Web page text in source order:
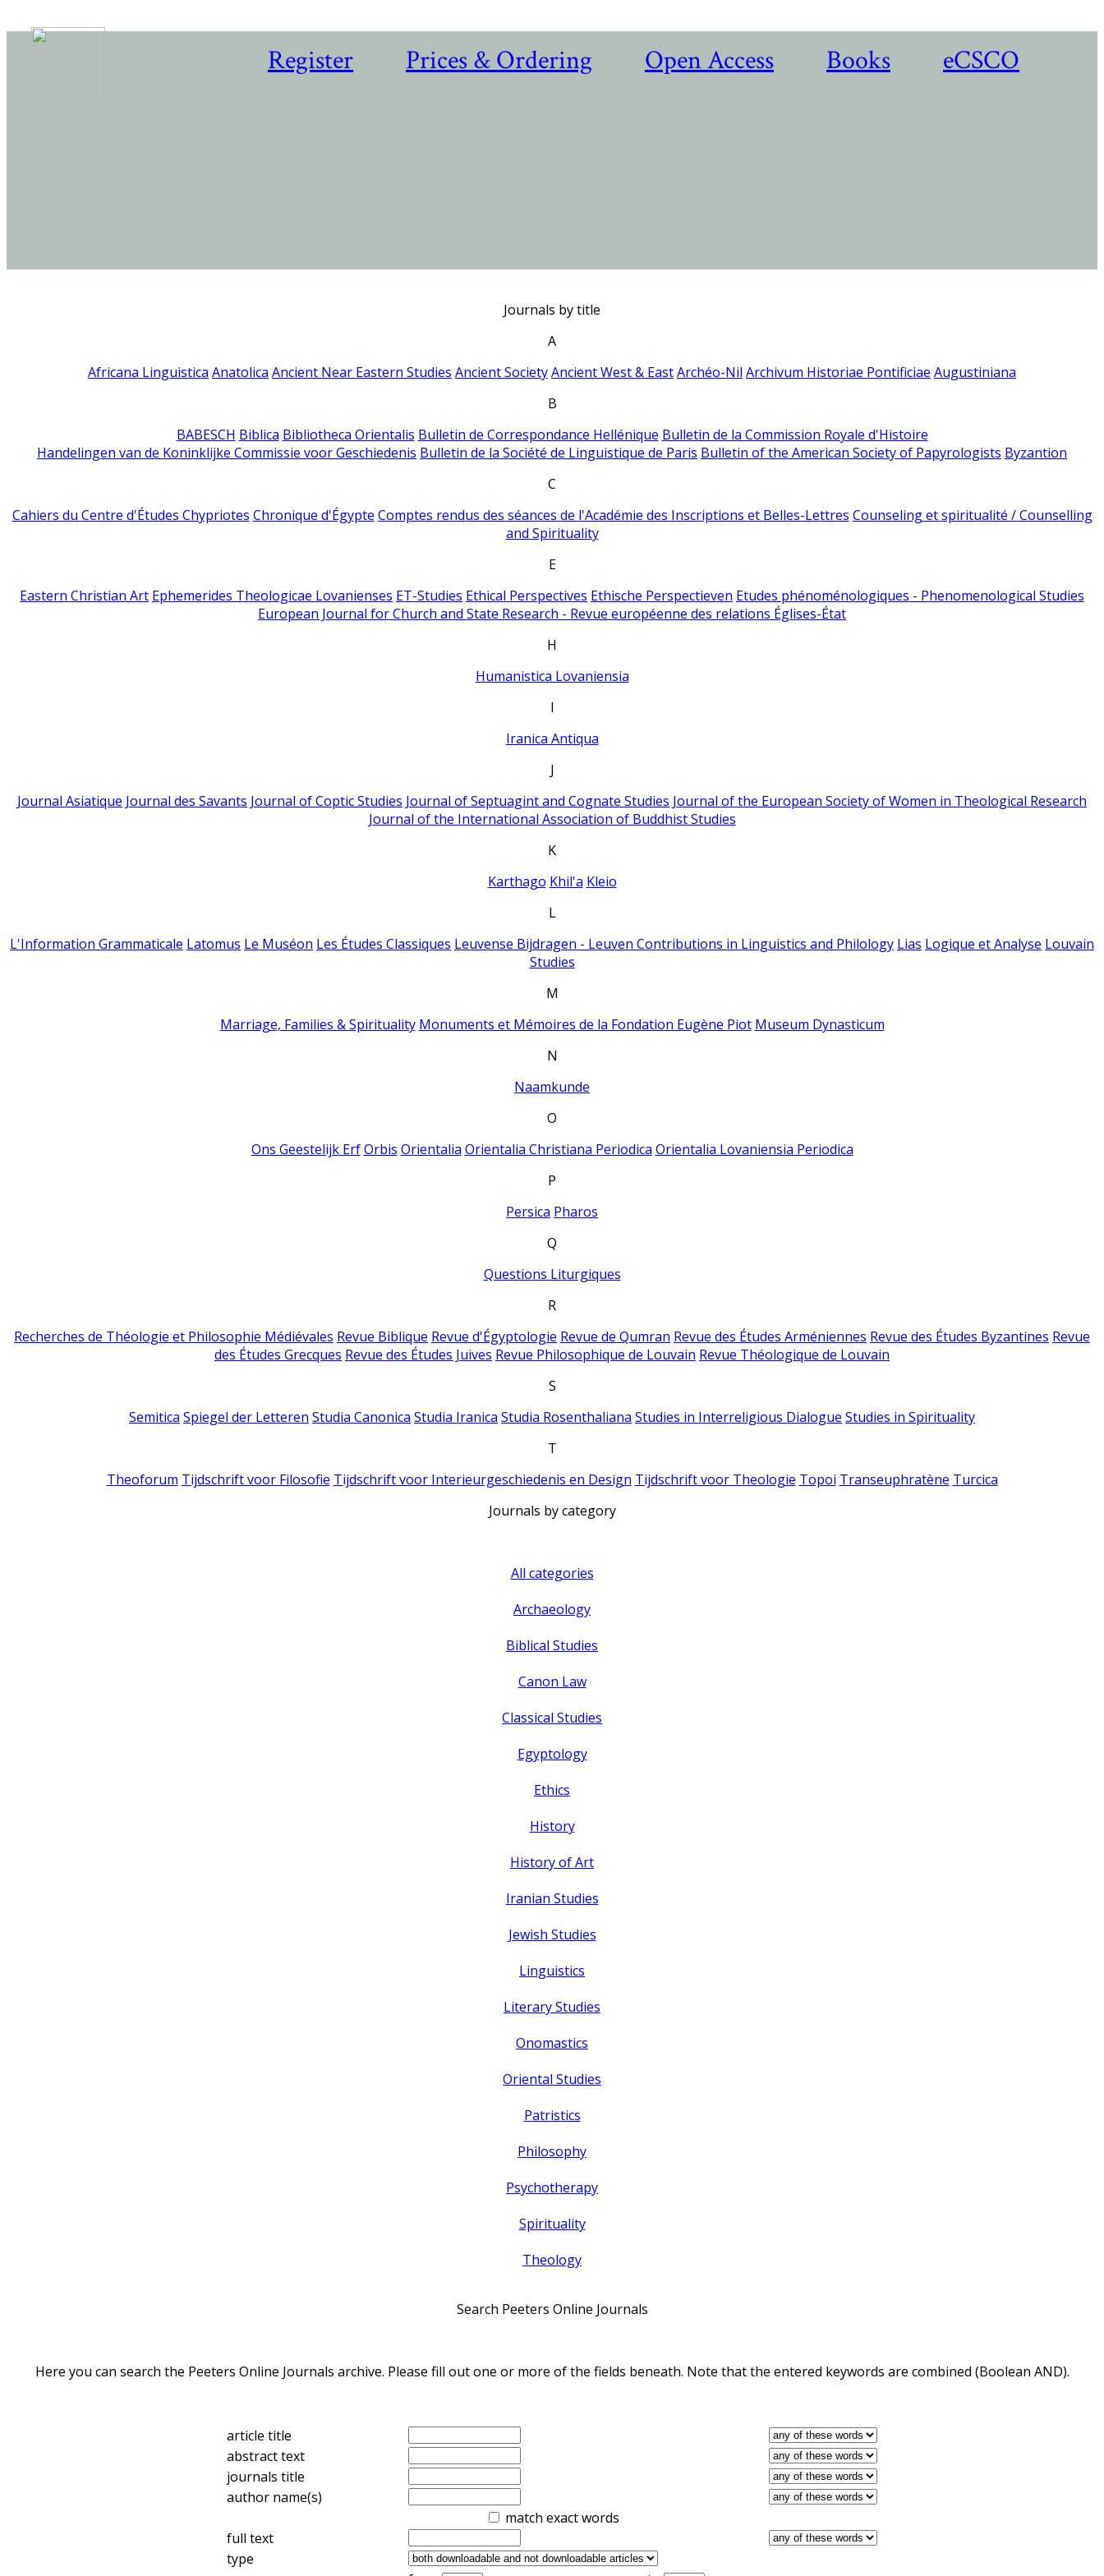
Register Prices & Ordering Open Access Books eCSCO
Journals by title
A
Africana Linguistica Anatolica Ancient Near Eastern Studies Ancient SocietyAncient West & EastArchéo-Nil Archivum Historiae Pontificiae Augustiniana
B
BABESCH Biblica Bibliotheca Orientalis Bulletin de Correspondance Hellénique Bulletin de la Commission Royale d'Histoire
Handelingen van de Koninklijke Commissie voor Geschiedenis Bulletin de la Société de Linguistique de Paris Bulletin of the American Society of Papyrologists Byzantion
C
Cahiers du Centre d'Études Chypriotes Chronique d'Égypte Comptes rendus des séances de l'Académie des Inscriptions et Belles-Lettres Counseling et spiritualité / Counselling
and Spirituality
E
Eastern Christian Art Ephemerides Theologicae Lovanienses ET-Studies Ethical Perspectives Ethische Perspectieven Etudes phénoménologiques - Phenomenological Studies
European Journal for Church and State Research - Revue européenne des relations Églises-État
H
Humanistica Lovaniensia
I
Iranica Antiqua
J
Journal Asiatique Journal des Savants Journal of Coptic Studies Journal of Septuagint and Cognate Studies Journal of the European Society of Women in Theological Research
Journal of the International Association of Buddhist Studies
K
Karthago Khil'a Kleio
L
L'Information Grammaticale Latomus Le Muséon Les Études Classiques Leuvense Bijdragen - Leuven Contributions in Linguistics and Philology Lias Logique et Analyse Louvain
Studies
M
Marriage, Families & Spirituality Monuments et Mémoires de la Fondation Eugène Piot Museum Dynasticum
N
Naamkunde
O
Ons Geestelijk Erf Orbis Orientalia Orientalia Christiana Periodica Orientalia Lovaniensia Periodica
P
Persica Pharos
Q
Questions Liturgiques
R
Recherches de Théologie et Philosophie Médiévales Revue Biblique Revue d'Égyptologie Revue de Qumran Revue des Études Arméniennes Revue des Études Byzantines Revue
des Études Grecques Revue des Études Juives Revue Philosophique de Louvain Revue Théologique de Louvain
S
Semitica Spiegel der Letteren Studia Canonica Studia Iranica Studia Rosenthaliana Studies in Interreligious Dialogue Studies in Spirituality
T
Theoforum Tijdschrift voor Filosofie Tijdschrift voor Interieurgeschiedenis en Design Tijdschrift voor Theologie Topoi Transeuphratène Turcica
Journals by category
All categories
Archaeology
Biblical Studies
Canon Law
Classical Studies
Egyptology
Ethics
History
History of Art
Iranian Studies
Jewish Studies
Linguistics
Literary Studies
Onomastics
Oriental Studies
Patristics
Philosophy
Psychotherapy
Spirituality
Theology
Search Peeters Online Journals
Here you can search the Peeters Online Journals archive. Please fill out one or more of the fields beneath. Note that the entered keywords are combined (Boolean AND).
article title
abstract text
journals title
author name(s)
match exact words
full text
type